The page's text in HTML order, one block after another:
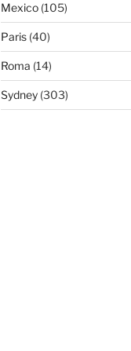
Mexico(105)
Paris(40)
Roma (14)
Sydney(303)